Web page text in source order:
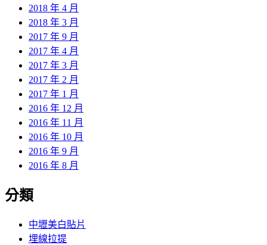
2018 年 4 月
2018 年 3 月
2017 年 9 月
2017 年 4 月
2017 年 3 月
2017 年 2 月
2017 年 1 月
2016 年 12 月
2016 年 11 月
2016 年 10 月
2016 年 9 月
2016 年 8 月
分類
中壢美白貼片
埋線拉提